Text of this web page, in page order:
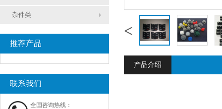
杂件类
推荐产品
联系我们
全国咨询热线：
<
产品介绍